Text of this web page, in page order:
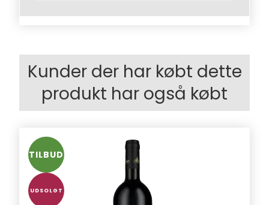
Kunder der har købt dette
produkt har også købt
TILBUD
UDSOLGT